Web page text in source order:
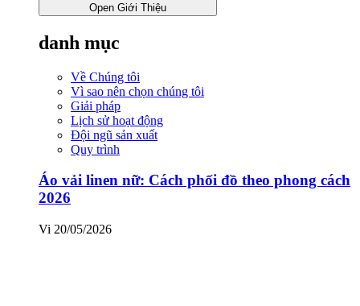
Open Giới Thiệu
danh mục
Về Chúng tôi
Vì sao nên chọn chúng tôi
Giải pháp
Lịch sử hoạt động
Đội ngũ sản xuất
Quy trình
Áo vải linen nữ: Cách phối đồ theo phong cách
2026
Vi 20/05/2026